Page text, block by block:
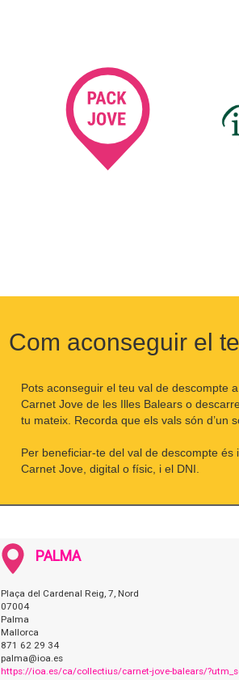
Com aconseguir el
Pots aconseguir el teu val de descompte
Carnet Jove de les Illes Balears o
tu mateix. Recorda que els vals són d’un
Per beneficiar-te del val de descompte
Carnet Jove, digital o físic, i el DNI.
PALMA
Plaça del Cardenal Reig, 7, Nord
07004
Palma
Mallorca
871 62 29 34
palma@ioa.es
https://ioa.es/ca/collectius/carnet-jove-balears/